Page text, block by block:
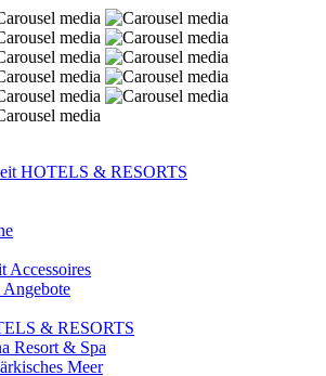
HOTELS & RESORTS
Accessoires
& RESORTS
Resort & Spa
Meer